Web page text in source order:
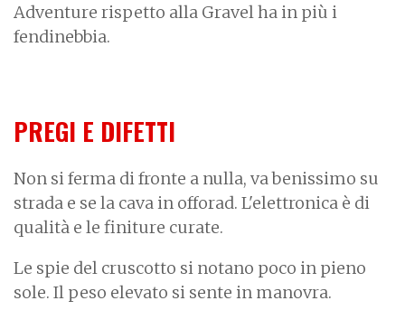
Adventure rispetto alla Gravel ha in più i
fendinebbia.
PREGI E DIFETTI
Non si ferma di fronte a nulla, va benissimo su
strada e se la cava in offorad. L'elettronica è di
qualità e le finiture curate.
Le spie del cruscotto si notano poco in pieno
sole. Il peso elevato si sente in manovra.